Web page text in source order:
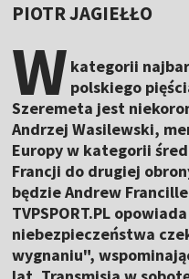
PIOTR JAGIEŁŁO
W kategorii
polskiego
Szeremeta jest
Andrzej Wasilewski,
Europy w kategorii
Francji do drugiej
będzie Andrew
TVPSPORT.PL
niebezpieczeństwa
wygnaniu",